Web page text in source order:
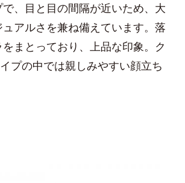
、目と目の間隔が近いため、大
アルさを兼ね備えています。落
まとっており、上品な印象。ク
プの中では親しみやすい顔立ち